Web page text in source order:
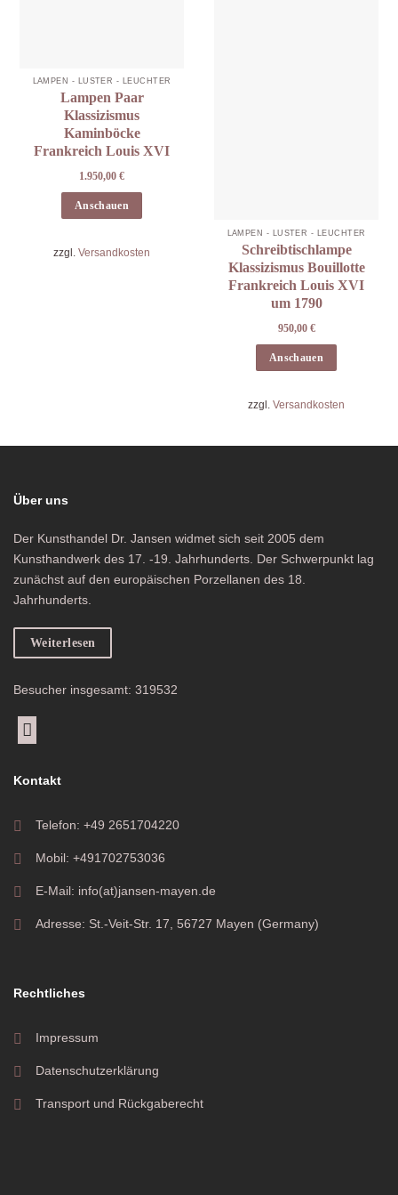
LAMPEN - LÜSTER - LEUCHTER
Lampen Paar
Klassizismus
Kaminböcke
Frankreich Louis XVI
1.950,00 €
Anschauen
zzgl. Versandkosten
LAMPEN - LÜSTER - LEUCHTER
Schreibtischlampe
Klassizismus Bouillotte
Frankreich Louis XVI
um 1790
950,00 €
Anschauen
zzgl. Versandkosten
Über uns
Der Kunsthandel Dr. Jansen widmet sich seit 2005 dem
Kunsthandwerk des 17. -19. Jahrhunderts. Der Schwerpunkt lag
zunächst auf den europäischen Porzellanen des 18.
Jahrhunderts.
Weiterlesen
Besucher insgesamt: 319532
Kontakt
Telefon: +49 2651704220
Mobil: +491702753036
E-Mail: info(at)jansen-mayen.de
Adresse: St.-Veit-Str. 17, 56727 Mayen (Germany)
Rechtliches
Impressum
Datenschutzerklärung
Transport und Rückgaberecht